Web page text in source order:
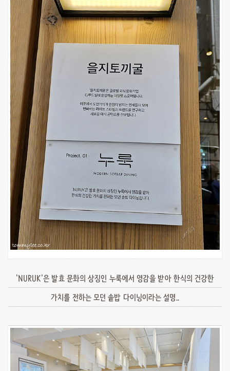
'NURUK'은 발효 문화의 상징인 누룩에서 영감을 받아 한식의 건강한
가치를 전하는 모던 솥밥 다이닝이라는 설명..